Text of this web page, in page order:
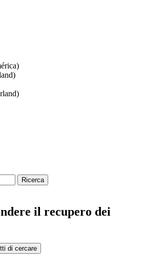
il recupero dei
di cercare